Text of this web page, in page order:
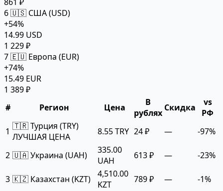
6🇺🇸 США (USD)
+54%
14.99 USD
1 229 ₽
7🇪🇺 Европа (EUR)
+74%
15.49 EUR
1 389 ₽
#
Регион Цена
В
рублях Скидка
vs
РФ
1 🇹🇷 Турция (TRY)
ЛУЧШАЯ ЦЕНА
8.55 TRY 24 ₽ — -97%
2 🇺🇦 Украина (UAH)
335.00
UAH
613 ₽ — -23%
3 🇰🇿 Казахстан (KZT)
4,510.00
KZT
789 ₽ — -1%